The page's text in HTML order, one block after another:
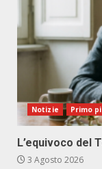
Notizie Primo
L’equivoco del
3 Agosto 2026